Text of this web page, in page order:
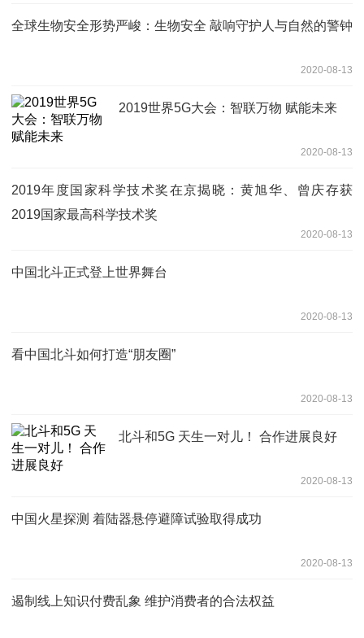
全球生物安全形势严峻：生物安全 敲响守护人与自然的警钟
2020-08-13
2019世界5G大会：智联万物 赋能未来
2020-08-13
2019年度国家科学技术奖在京揭晓：黄旭华、曾庆存获
2019国家最高科学技术奖
2020-08-13
中国北斗正式登上世界舞台
2020-08-13
看中国北斗如何打造“朋友圈”
2020-08-13
北斗和5G 天生一对儿！ 合作进展良好
2020-08-13
中国火星探测 着陆器悬停避障试验取得成功
2020-08-13
遏制线上知识付费乱象 维护消费者的合法权益